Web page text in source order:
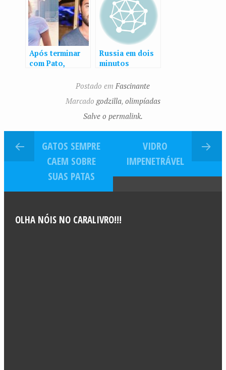
Após terminar
com Pato,
Mattheis está
herdeiro da
Russia em dois
minutos
Postado emFascinante
Marcadogodzilla, olimpíadas
Salve o permalink.
GATOS SEMPRE
CAEM SOBRE
SUAS PATAS
VIDRO
IMPENETRÁVEL
OLHA NÓIS NO CARALIVRO!!!